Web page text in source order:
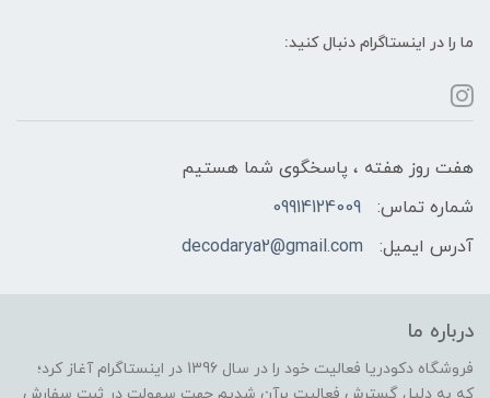
ما را در اینستاگرام دنبال کنید:
هفت روز هفته ، پاسخگوی شما هستیم
شماره تماس:
09914124009
آدرس ایمیل:
decodarya2@gmail.com
درباره ما
فروشگاه دکودریا فعالیت خود را در سال 1396 در اینستاگرام آغاز کرد؛